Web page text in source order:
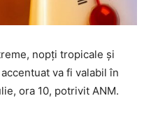
nopți tropicale și
va fi valabil în
ora 10, potrivit ANM.